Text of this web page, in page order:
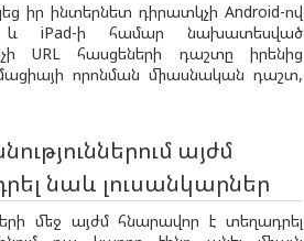
իր ինտերնետ դիրատկչի Android-ով
և iPad-ի համար նախատեսված
URL հասցեների դաշտը իրենից
որոնման միասնական դաշտ,
այժմ
նաև լուսանկարներ
մեջ այժմ հնարավոր է տեղադրել